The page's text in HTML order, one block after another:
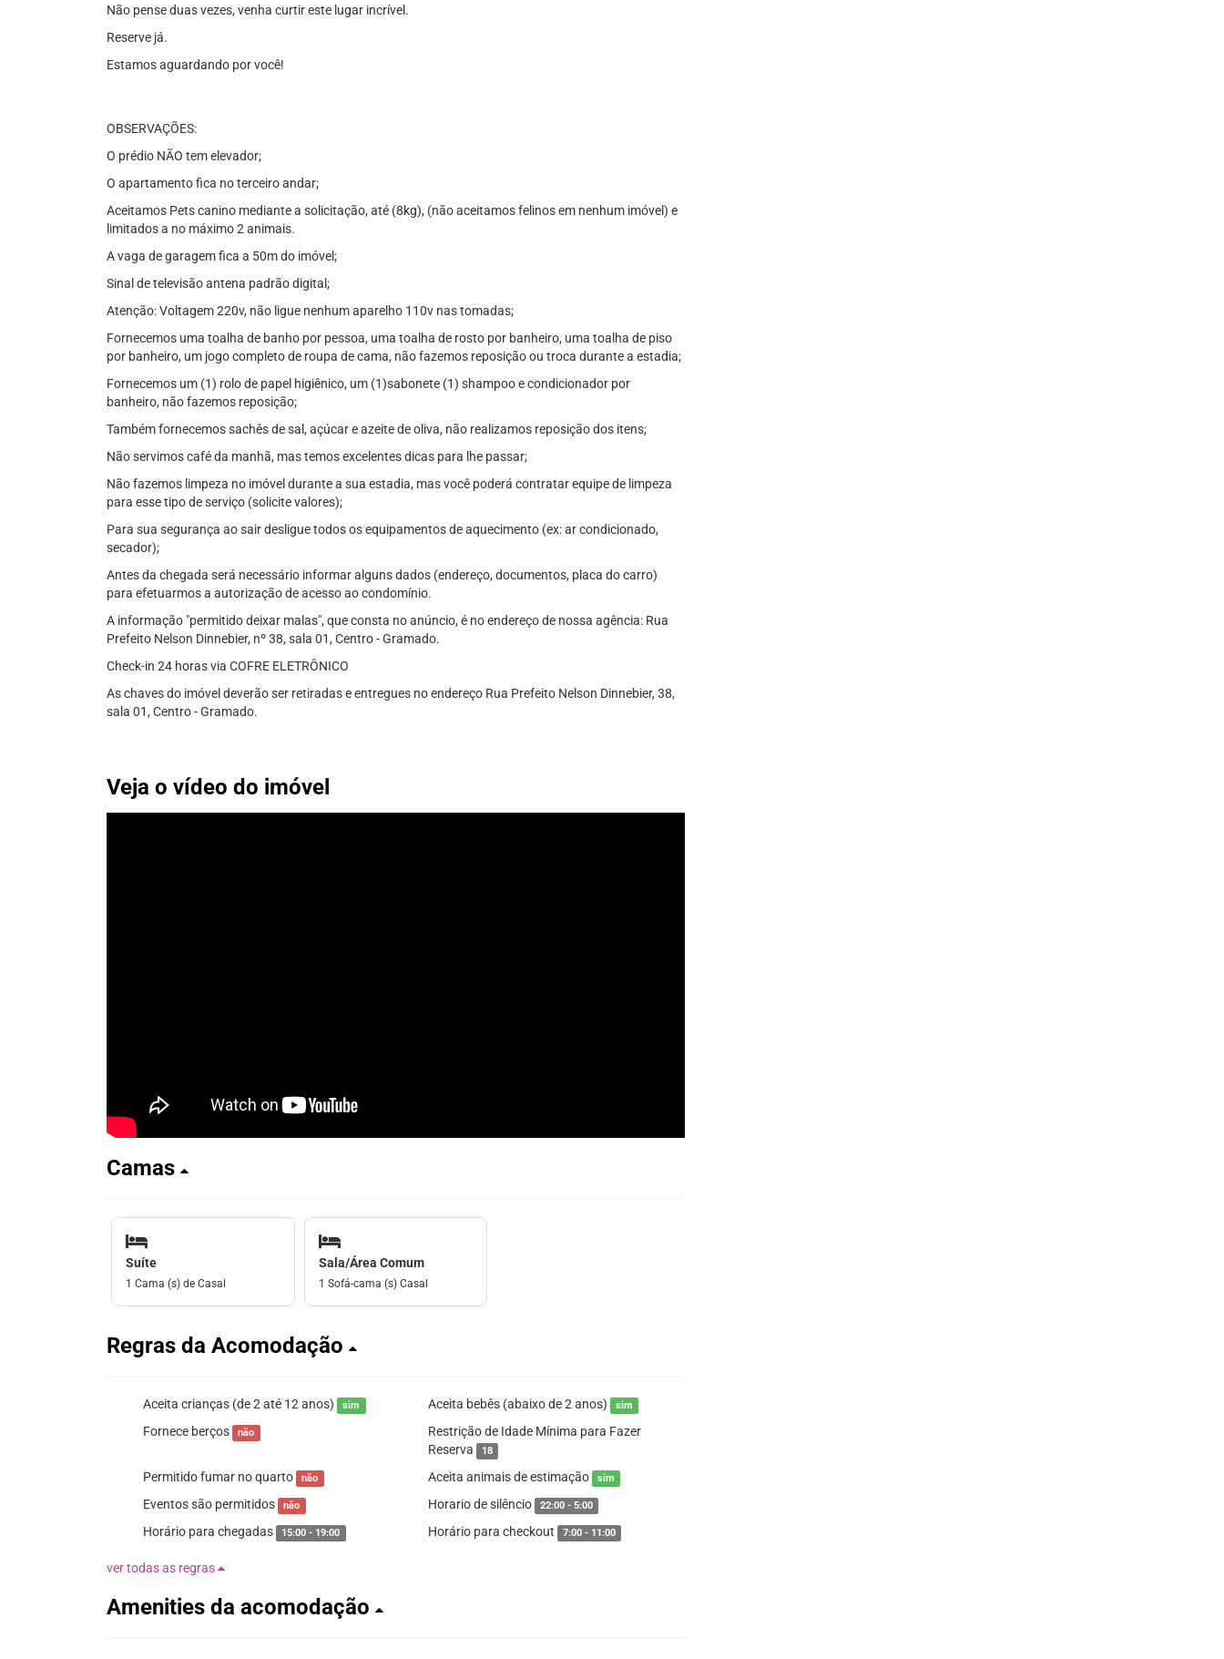
Não pense duas vezes, venha curtir este lugar incrível.
Reserve já.
Estamos aguardando por você!
OBSERVAÇÕES:
O prédio NÃO tem elevador;
O apartamento fica no terceiro andar;
Aceitamos Pets canino mediante a solicitação, até (8kg), (não aceitamos felinos em nenhum imóvel) e
limitados a no máximo 2 animais.
A vaga de garagem fica a 50m do imóvel;
Sinal de televisão antena padrão digital;
Atenção: Voltagem 220v, não ligue nenhum aparelho 110v nas tomadas;
Fornecemos uma toalha de banho por pessoa, uma toalha de rosto por banheiro, uma toalha de piso
por banheiro, um jogo completo de roupa de cama, não fazemos reposição ou troca durante a estadia;
Fornecemos um (1) rolo de papel higiênico, um (1)sabonete (1) shampoo e condicionador por
banheiro, não fazemos reposição;
Também fornecemos sachês de sal, açúcar e azeite de oliva, não realizamos reposição dos itens;
Não servimos café da manhã, mas temos excelentes dicas para lhe passar;
Não fazemos limpeza no imóvel durante a sua estadia, mas você poderá contratar equipe de limpeza
para esse tipo de serviço (solicite valores);
Para sua segurança ao sair desligue todos os equipamentos de aquecimento (ex: ar condicionado,
secador);
Antes da chegada será necessário informar alguns dados (endereço, documentos, placa do carro)
para efetuarmos a autorização de acesso ao condomínio.
A informação "permitido deixar malas", que consta no anúncio, é no endereço de nossa agência: Rua
Prefeito Nelson Dinnebier, nº 38, sala 01, Centro - Gramado.
Check-in 24 horas via COFRE ELETRÔNICO
As chaves do imóvel deverão ser retiradas e entregues no endereço Rua Prefeito Nelson Dinnebier, 38,
sala 01, Centro - Gramado.
Veja o vídeo do imóvel
Camas
Suíte
1 Cama (s) de Casal
Sala/Área Comum
1 Sofá-cama (s) Casal
Regras da Acomodação
Aceita crianças (de 2 até 12 anos) sim Aceita bebês (abaixo de 2 anos) sim
Fornece berços não
Restrição de Idade Mínima para Fazer
Reserva
18
Permitido fumar no quarto não Aceita animais de estimação sim
Eventos são permitidos não Horario de silêncio 22:00 - 5:00
Horário para chegadas 15:00 - 19:00 Horário para checkout 7:00 - 11:00
ver todas as regras
Amenities da acomodação